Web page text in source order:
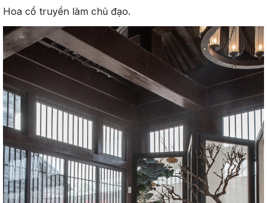
Hoa cổ truyền làm chủ đạo.